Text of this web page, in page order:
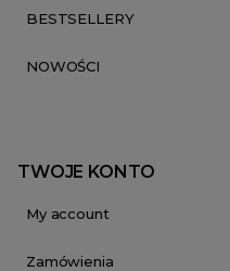
BESTSELLERY
NOWOŚCI
TWOJE KONTO
My account
Zamówienia